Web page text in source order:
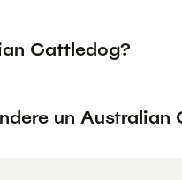
Cattledog?
un Australian